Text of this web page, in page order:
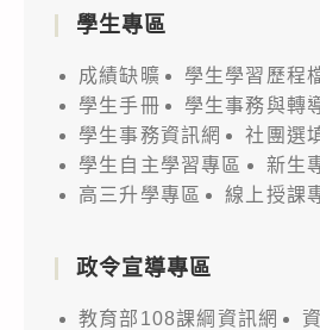
學生專區
成績缺曠
學生學習歷程
學生手冊
學生事務與轉
學生事務資訊網
社團選
學生自主學習專區
新生
高三升學專區
線上授課
政令宣導專區
教育部108課綱資訊網